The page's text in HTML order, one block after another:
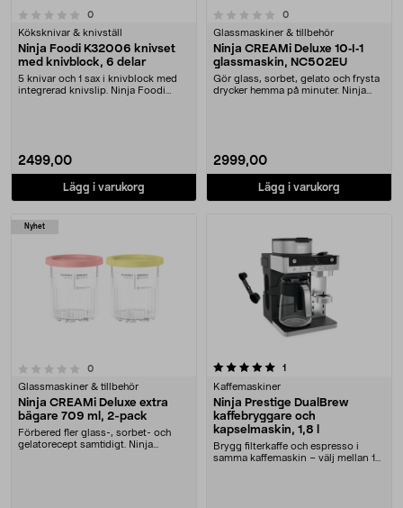
0recensioner
Köksknivar & knivställ
Ninja Foodi K32006 knivset
med knivblock, 6 delar
5 knivar och 1 sax i knivblock med
integrerad knivslip. Ninja Foodi
2499,00
Lägg i varukorg
0.0 av 5 stjärnor 0recensioner
Glassmaskiner & tillbehör
Ninja CREAMi Deluxe 10‑I‑1
glassmaskin, NC502EU
Gör glass, sorbet, gelato och frysta
drycker hemma på minuter. Ninja
2999,00
Lägg i varukorg
Nyhet
0recensioner
Glassmaskiner & tillbehör
Ninja CREAMi Deluxe extra
bägare 709 ml, 2-pack
Förbered fler glass-, sorbet- och
gelatorecept samtidigt. Ninja
5.0 av 5 stjärnor 1
Kaffemaskiner
Ninja Prestige DualBrew
kaffebryggare och
kapselmaskin, 1,8 l
Brygg filterkaffe och espresso i
samma kaffemaskin – välj mellan 10